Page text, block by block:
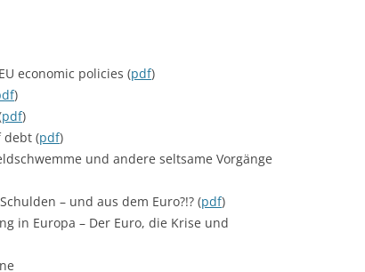
economic policies (pdf)
)
pdf)
debt (pdf)
und andere seltsame Vorgänge
– und aus dem Euro?!? (pdf)
in Europa – Der Euro, die Krise und